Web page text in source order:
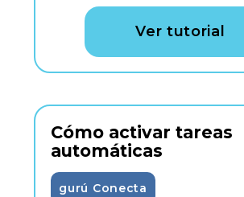
Ver tutorial
Cómo activar tareas
automáticas
gurú Conecta